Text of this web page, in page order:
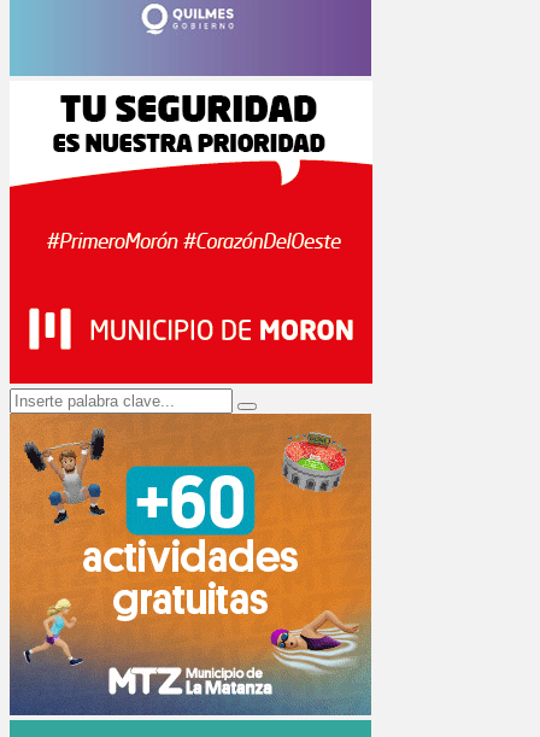
Search
for:
Search